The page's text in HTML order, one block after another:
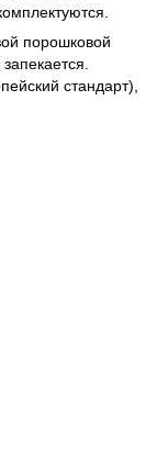
порошковой
стандарт),